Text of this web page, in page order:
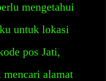
mengetahui
untuk lokasi
pos Jati,
alamat